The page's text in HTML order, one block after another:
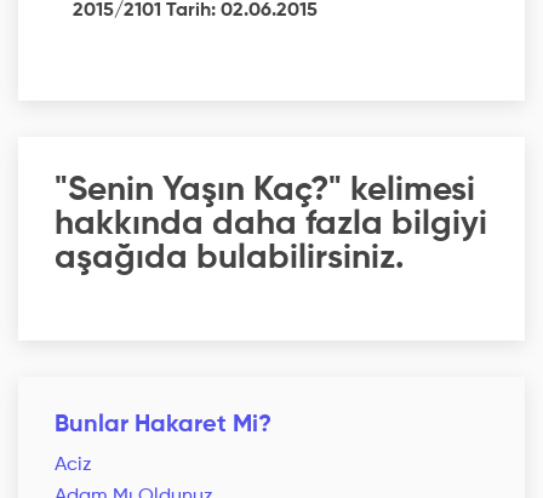
2015/2101 Tarih: 02.06.2015
"Senin Yaşın Kaç?" kelimesi
hakkında daha fazla bilgiyi
aşağıda bulabilirsiniz.
Bunlar Hakaret Mi?
Aciz